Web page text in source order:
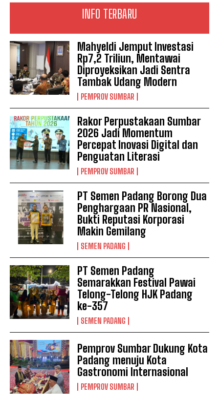
INFO TERBARU
Mahyeldi Jemput Investasi
Rp7,2 Triliun, Mentawai
Diproyeksikan Jadi Sentra
Tambak Udang Modern
PEMPROV SUMBAR
Rakor Perpustakaan Sumbar
2026 Jadi Momentum
Percepat Inovasi Digital dan
Penguatan Literasi
PEMPROV SUMBAR
PT Semen Padang Borong Dua
Penghargaan PR Nasional,
Bukti Reputasi Korporasi
Makin Gemilang
SEMEN PADANG
PT Semen Padang
Semarakkan Festival Pawai
Telong-Telong HJK Padang
ke-357
SEMEN PADANG
Pemprov Sumbar Dukung Kota
Padang menuju Kota
Gastronomi Internasional
PEMPROV SUMBAR